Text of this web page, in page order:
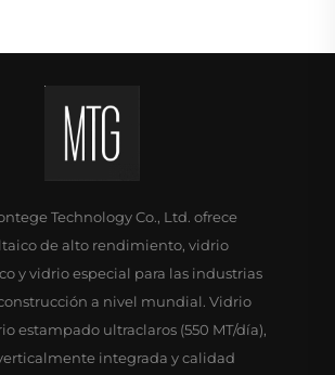
Technology Co., Ltd. ofrece
de alto rendimiento, vidrio
y vidrio especial para las industrias
a nivel mundial. Vidrio
estampado ultraclaros (550 MT/día),
integrada y calidad